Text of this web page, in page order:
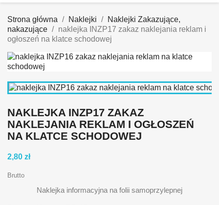
Strona główna Naklejki
Naklejki Zakazujące,
nakazujące
naklejka INZP17 zakaz naklejania reklam i
ogłoszeń na klatce schodowej
NAKLEJKA INZP17 ZAKAZ
NAKLEJANIA REKLAM I OGŁOSZEŃ
NA KLATCE SCHODOWEJ
2,80 zł
Brutto
Naklejka informacyjna na folii samoprzylepnej